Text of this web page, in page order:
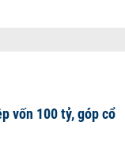
vốn 100 tỷ, góp cổ